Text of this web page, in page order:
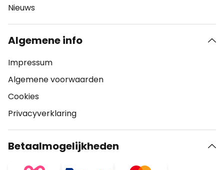
Nieuws
Algemene info
Impressum
Algemene voorwaarden
Cookies
Privacyverklaring
Betaalmogelijkheden